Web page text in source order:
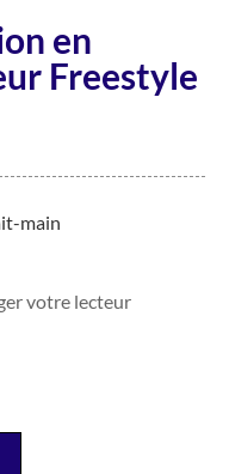
en
Freestyle
main
votre lecteur